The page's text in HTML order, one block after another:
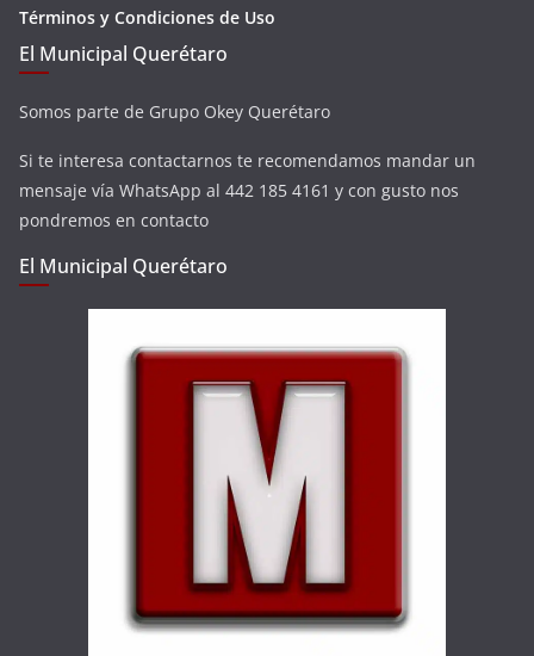
Términos y Condiciones de Uso
El Municipal Querétaro
Somos parte de Grupo Okey Querétaro
Si te interesa contactarnos te recomendamos mandar un
mensaje vía WhatsApp al 442 185 4161 y con gusto nos
pondremos en contacto
El Municipal Querétaro